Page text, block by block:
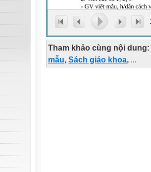
Tham khảo cùng nội dung:
mẫu, Sách giáo khoa, ...